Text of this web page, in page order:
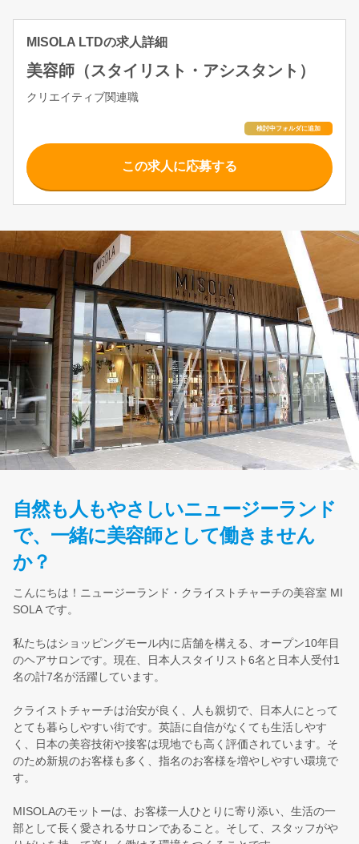
MISOLA LTDの求人詳細
美容師（スタイリスト・アシスタント）
クリエイティブ関連職
この求人に応募する
自然も人もやさしいニュージーランド
で、一緒に美容師として働きません
か？
こんにちは！ニュージーランド・クライストチャーチの美容室 MI
SOLA です。
私たちはショッピングモール内に店舗を構える、オープン10年目
のヘアサロンです。現在、日本人スタイリスト6名と日本人受付1
名の計7名が活躍しています。
クライストチャーチは治安が良く、人も親切で、日本人にとって
とても暮らしやすい街です。英語に自信がなくても生活しやす
く、日本の美容技術や接客は現地でも高く評価されています。そ
のため新規のお客様も多く、指名のお客様を増やしやすい環境で
す。
MISOLAのモットーは、お客様一人ひとりに寄り添い、生活の一
部として長く愛されるサロンであること。そして、スタッフがや